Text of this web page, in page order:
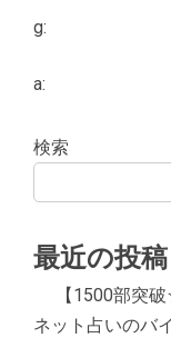
g:
a:
検索
最近の投稿
【1500部突
ネット占いのバ